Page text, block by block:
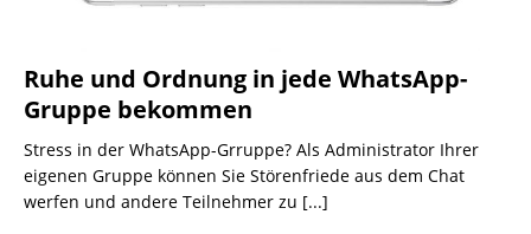
Ruhe und Ordnung in jede WhatsApp-
Gruppe bekommen
Stress in der WhatsApp-Grruppe? Als Administrator Ihrer
eigenen Gruppe können Sie Störenfriede aus dem Chat
werfen und andere Teilnehmer zu [...]